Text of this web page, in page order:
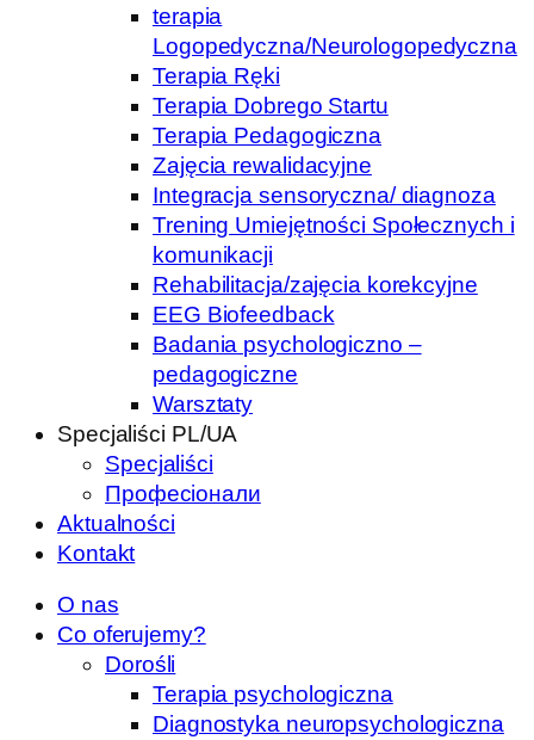
terapia
Logopedyczna/Neurologopedyczna
Terapia Ręki
Terapia Dobrego Startu
Terapia Pedagogiczna
Zajęcia rewalidacyjne
Integracja sensoryczna/ diagnoza
Trening Umiejętności Społecznych i
komunikacji
Rehabilitacja/zajęcia korekcyjne
EEG Biofeedback
Badania psychologiczno –
pedagogiczne
Warsztaty
Specjaliści PL/UA
Specjaliści
Професіонали
Aktualności
Kontakt
O nas
Co oferujemy?
Dorośli
Terapia psychologiczna
Diagnostyka neuropsychologiczna